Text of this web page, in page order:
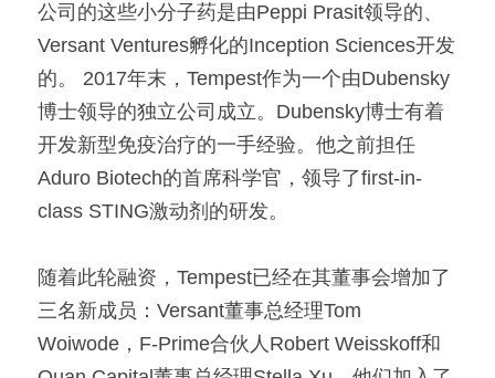
公司的这些小分子药是由Peppi Prasit领导的、
Versant Ventures孵化的Inception Sciences开发
的。 2017年末，Tempest作为一个由Dubensky
博士领导的独立公司成立。Dubensky博士有着
开发新型免疫治疗的一手经验。他之前担任
Aduro Biotech的首席科学官，领导了first-in-
class STING激动剂的研发。
随着此轮融资，Tempest已经在其董事会增加了
三名新成员：Versant董事总经理Tom
Woiwode，F-Prime合伙人Robert Weisskoff和